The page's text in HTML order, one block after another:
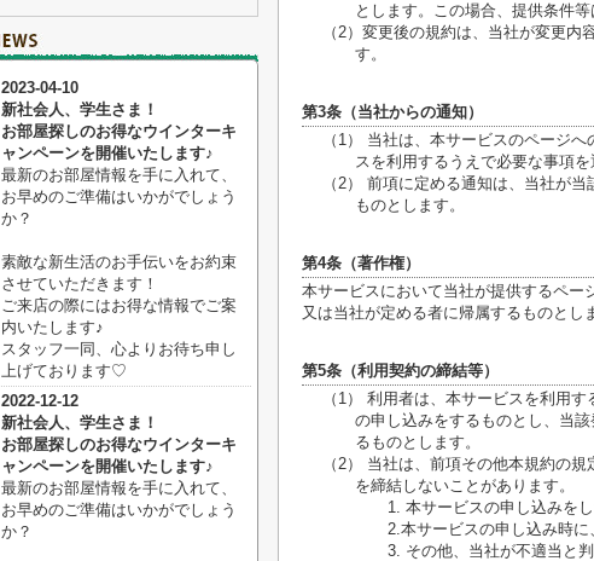
とします。この場合、提供条件
（2）変更後の規約は、当社が変更
す。
第3条（当社からの通知）
（1） 当社は、本サービスのページ
スを利用するうえで必要な事項を
（2） 前項に定める通知は、当社が
ものとします。
第4条（著作権）
本サービスにおいて当社が提供するペー
又は当社が定める者に帰属するものとし
第5条（利用契約の締結等）
（1） 利用者は、本サービスを利用
の申し込みをするものとし、当
るものとします。
（2） 当社は、前項その他本規約の
を締結しないことがあります。
1. 本サービスの申し込みを
2.本サービスの申し込み時
3. その他、当社が不適当と
2023-04-10
新社会人、学生さま！
お部屋探しのお得なウインターキ
ャンペーンを開催いたします♪
最新のお部屋情報を手に入れて、
お早めのご準備はいかがでしょう
か？
素敵な新生活のお手伝いをお約束
させていただきます！
ご来店の際にはお得な情報でご案
内いたします♪
スタッフ一同、心よりお待ち申し
上げております♡
2022-12-12
新社会人、学生さま！
お部屋探しのお得なウインターキ
ャンペーンを開催いたします♪
最新のお部屋情報を手に入れて、
お早めのご準備はいかがでしょう
か？